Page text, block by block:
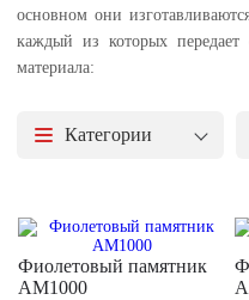
основном они
каждый из которых
материала:
Категории
Фиолетовый памятник
AM1000